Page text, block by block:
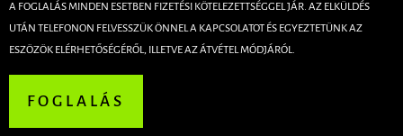
A FOGLALÁS MINDEN ESETBEN FIZETÉSI KÖTELEZETTSÉGGEL JÁR. AZ ELKÜLDÉS
UTÁN TELEFONON FELVESSZÜK ÖNNEL A KAPCSOLATOT ÉS EGYEZTETÜNK AZ
ESZÖZÖK ELÉRHETŐSÉGÉRŐL, ILLETVE AZ ÁTVÉTEL MÓDJÁRÓL.
FOGLALÁS